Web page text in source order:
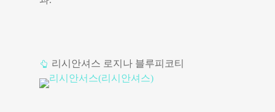
리시안셔스 로지나 블루피코티